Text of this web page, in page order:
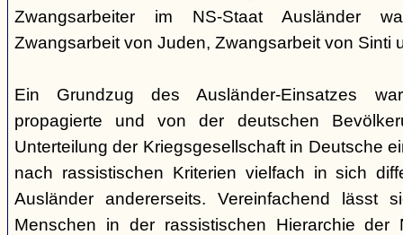
Zwangsarbeiter im NS-Staat Ausländer
Zwangsarbeit von Juden, Zwangsarbeit von Sinti
Ein Grundzug des Ausländer-Einsatzes
propagierte und von der deutschen
Unterteilung der Kriegsgesellschaft in Deutsche
nach rassistischen Kriterien vielfach in sich
Ausländer andererseits. Vereinfachend lässt
Menschen in der rassistischen Hierarchie der